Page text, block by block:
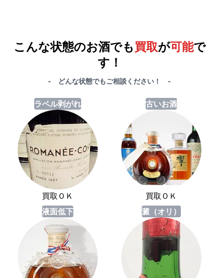
こんな状態のお酒でも買取が可能で
す！
- どんな状態でもご相談ください！ -
ラベル剥がれ
買取ＯＫ
古いお酒
買取ＯＫ
液面低下
澱（オリ）